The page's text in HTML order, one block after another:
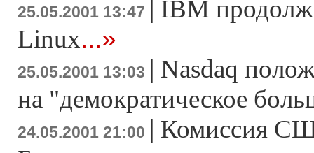
25.05.2001 13:47 | IBM
Linux...»
25.05.2001 13:03 | Nasdaq
на "демократическое
24.05.2001 21:00 | Комиссия